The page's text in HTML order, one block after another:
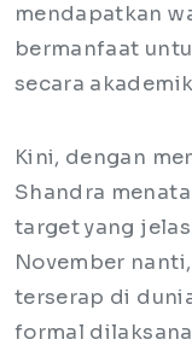
mendapatkan
bermanfaat
secara
Kini, dengan
Shandra
target yang
November
terserap di
formal